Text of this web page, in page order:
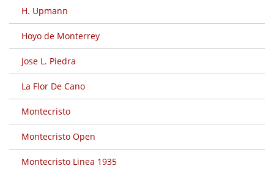
H. Upmann
Hoyo de Monterrey
Jose L. Piedra
La Flor De Cano
Montecristo
Montecristo Open
Montecristo Linea 1935